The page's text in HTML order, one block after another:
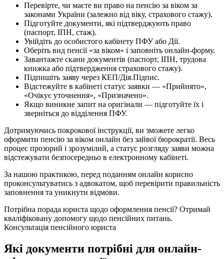
Перевірте, чи маєте ви право на пенсію за віком за
законами України (залежно від віку, страхового стажу).
Підготуйте документи, які підтверджують право
(паспорт, ІПН, стаж).
Увійдіть до особистого кабінету ПФУ або Дії.
Оберіть вид пенсії «за віком» і заповніть онлайн-форму.
Завантажте скани документів (паспорт, ІПН, трудова
книжка або підтвердження страхового стажу).
Підпишіть заяву через КЕП/Дія.Підпис.
Відстежуйте в кабінеті статус заявки — «Прийнято»,
«Очікує уточнення», «Призначено».
Якщо виникне запит на оригінали — підготуйте їх і
зверніться до відділення ПФУ.
Дотримуючись покрокової інструкції, ви зможете легко
оформити пенсію за віком онлайн без зайвої бюрократії. Весь
процес прозорий і зрозумілий, а статус розгляду заяви можна
відстежувати безпосередньо в електронному кабінеті.
За нашою практикою, перед поданням онлайн корисно
проконсультуватись з адвокатом, щоб перевірити правильність
заповнення та уникнути відмови.
Потрібна порада юриста щодо оформлення пенсії? Отримай
кваліфіковану допомогу щодо пенсійних питань.
Консультація пенсійного юриста
Які документи потрібні для онлайн-